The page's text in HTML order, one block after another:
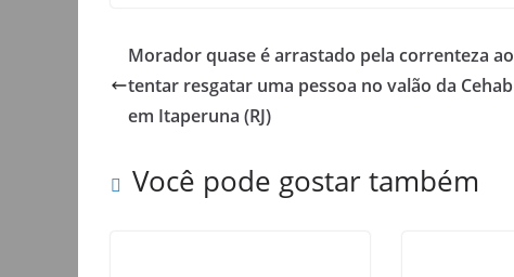
Morador quase é arrastado pela correnteza ao
tentar resgatar uma pessoa no valão da Cehab
em Itaperuna (RJ)
Você pode gostar também